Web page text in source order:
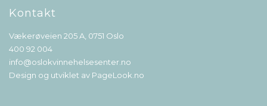
Kontakt
Vækerøveien 205 A, 0751 Oslo
400 92 004
info@oslokvinnehelsesenter.no
Design og utviklet av PageLook.no